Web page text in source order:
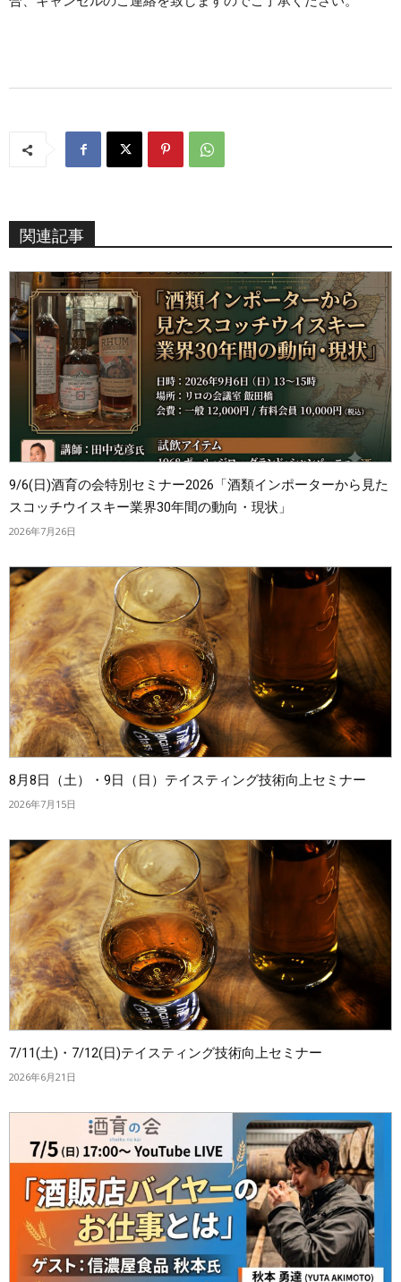
関連記事
9/6(日)酒育の会特別セミナー2026「酒類インポーターから見た
スコッチウイスキー業界30年間の動向・現状」
2026年7月26日
8月8日（土）・9日（日）テイスティング技術向上セミナー
2026年7月15日
7/11(土)・7/12(日)テイスティング技術向上セミナー
2026年6月21日